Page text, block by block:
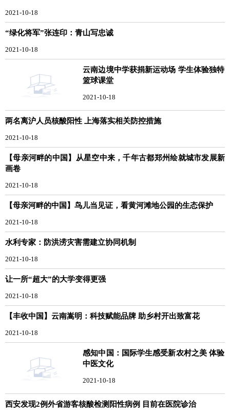
2021-10-18
“绿化将军”张连印：青山写忠诚
2021-10-18
云南边境中学获捐新运动场 学生体验独特
篮球课堂
2021-10-18
两名离沪人员核酸阳性 上海落实相关防控措施
2021-10-18
【母亲河畔的中国】从星空中来，千年古都郑州绘就城市发展新
画卷
2021-10-18
【母亲河畔的中国】鸟儿当见证，看黄河滩地公园的生态保护
2021-10-18
水利专家：防洪涝灾害需建立协同机制
2021-10-18
让一所“超大”的大学变得更强
2021-10-18
【丰收中国】云南嵩明：科技赋能品牌 助乡村开出致富花
2021-10-18
感知中国：国际学生感受新农村之美 体验
中医文化
2021-10-18
西安发现2例外省游客核酸检测阳性病例 目前在医院诊治